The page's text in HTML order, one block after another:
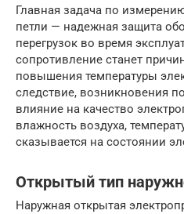
Главная задача по
петли — надежная защита
перегрузок во время
сопротивление станет
повышения температуры
следствие, возникновения
влияние на качество
влажность воздуха,
сказывается на состоянии
Открытый тип
Наружная открытая